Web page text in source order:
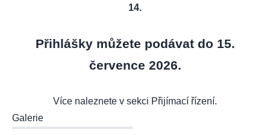
14.
Přihlášky můžete podávat do 15.
července 2026.
Více naleznete v sekci Přijímací řízení.
Galerie